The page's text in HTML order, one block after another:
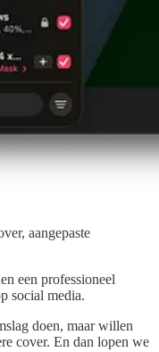
aangepaste
een professioneel
social media.
doen, maar willen
cover. En dan lopen we